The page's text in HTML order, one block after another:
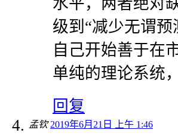
级到“减少无谓
自己开始善于在
单纯的理论系统
回复
孟钦 2019年6月21日 上午 1:46